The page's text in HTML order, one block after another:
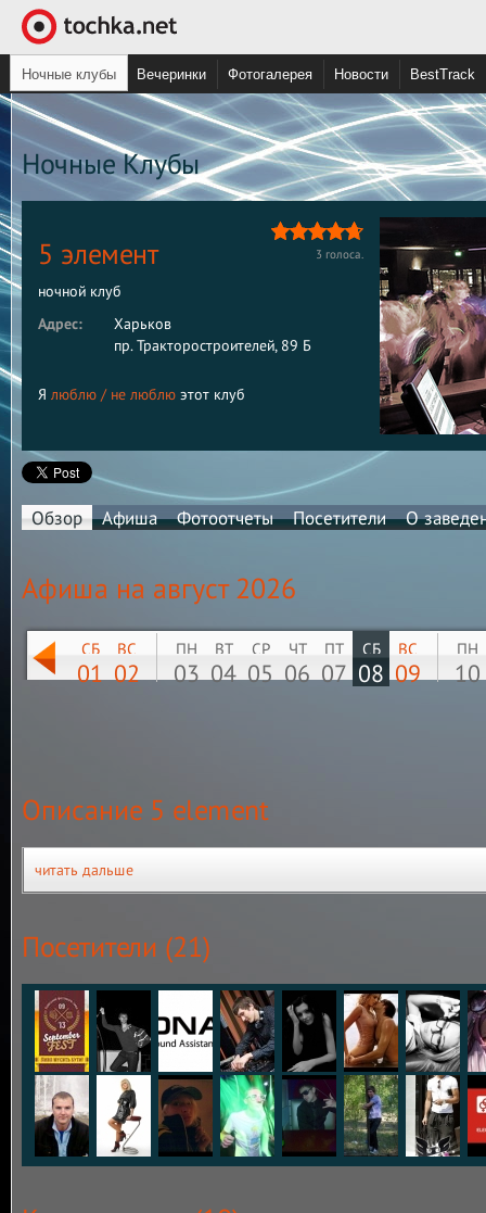
Ночные клубы Вечеринки Фотогалерея Новости BestTrack
Ночные Клубы
5 элемент 3 голоса.
ночной клуб
Адрес:
Харьков
пр. Тракторостроителей, 89 Б
Я люблю / не люблю этот клуб
Обзор Афиша Фотоотчеты Посетители О
Афиша на август 2026
СБ
01
ВС
02
ПН
03
ВТ
04
СР
05
ЧТ
06
ПТ
07
СБ
08
ВС
09
ПН
10
Описание 5 element
читать дальше
Посетители (21)